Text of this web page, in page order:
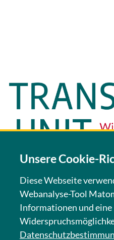
Unsere Cookie-
Diese Webseite
Webanalyse-Tool
Informationen und eine
KONTAKT
NEWSLETTER